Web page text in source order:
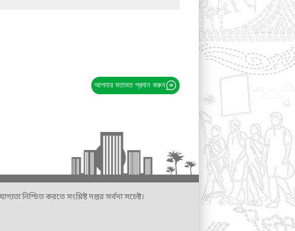
আপনার মতামত প্রদান করুন
নিশ্চিত করতে সংশ্লিষ্ট দপ্তর সর্বদা সচেষ্ট।